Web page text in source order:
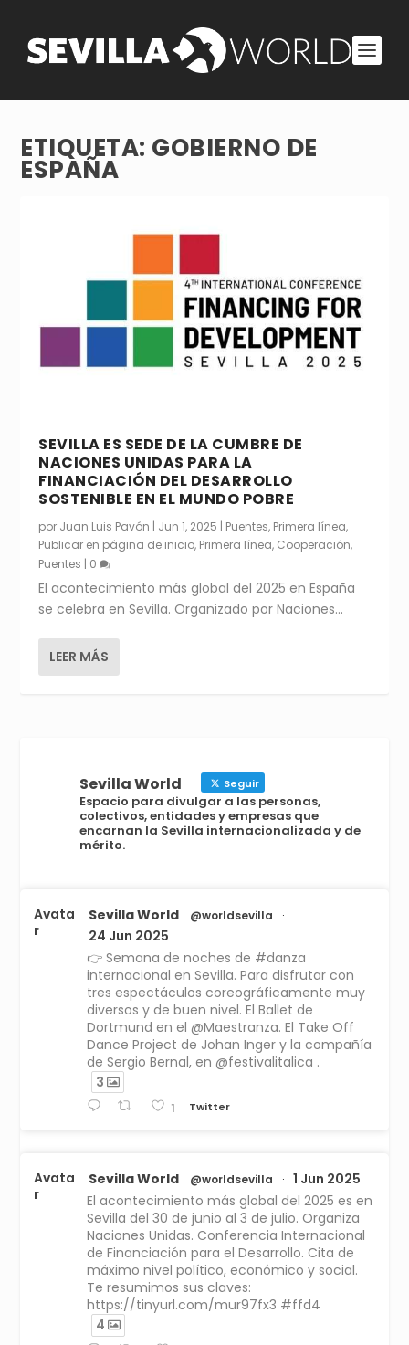
ETIQUETA: GOBIERNO DE
ESPAÑA
SEVILLA ES SEDE DE LA CUMBRE DE
NACIONES UNIDAS PARA LA
FINANCIACIÓN DEL DESARROLLO
SOSTENIBLE EN EL MUNDO POBRE
por Juan Luis Pavón | Jun 1, 2025 | Puentes, Primera línea,
Publicar en página de inicio, Primera línea, Cooperación,
Puentes | 0
El acontecimiento más global del 2025 en España
se celebra en Sevilla. Organizado por Naciones...
LEER MÁS
Sevilla World Seguir
Espacio para divulgar a las personas,
colectivos, entidades y empresas que
encarnan la Sevilla internacionalizada y de
mérito.
Avata
r
Sevilla World @worldsevilla ·
24 Jun 2025
👉 Semana de noches de #danza
internacional en Sevilla. Para disfrutar con
tres espectáculos coreográficamente muy
diversos y de buen nivel. El Ballet de
Dortmund en el @Maestranza. El Take Off
Dance Project de Johan Inger y la compañía
de Sergio Bernal, en @festivalitalica .
3
1 Twitter
Avata
r
Sevilla World @worldsevilla ·
1 Jun 2025
El acontecimiento más global del 2025 es en
Sevilla del 30 de junio al 3 de julio. Organiza
Naciones Unidas. Conferencia Internacional
de Financiación para el Desarrollo. Cita de
máximo nivel político, económico y social.
Te resumimos sus claves:
https://tinyurl.com/mur97fx3 #ffd4
4